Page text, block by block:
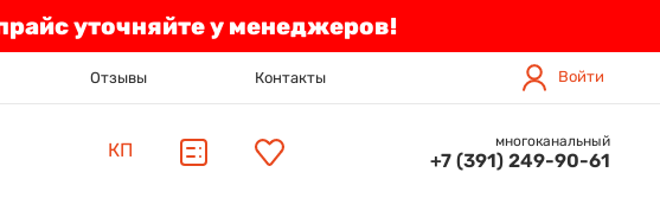
уточняйте у менеджеров!
Отзывы Контакты Войти
КП многоканальный
+7 (391) 249-90-61